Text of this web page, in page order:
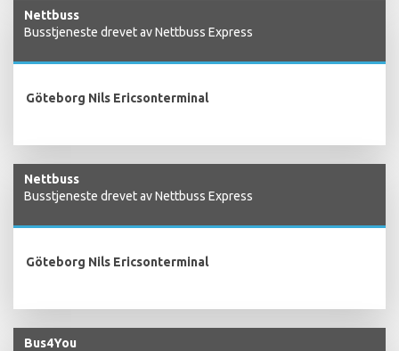
Nettbuss
Busstjeneste drevet av Nettbuss Express
Göteborg Nils Ericsonterminal
Nettbuss
Busstjeneste drevet av Nettbuss Express
Göteborg Nils Ericsonterminal
Bus4You